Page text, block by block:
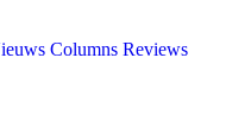
Columns Reviews